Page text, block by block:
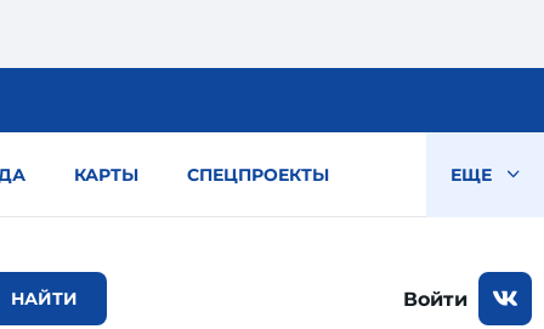
КАРТЫ СПЕЦПРОЕКТЫ ЕЩЕ
Войти